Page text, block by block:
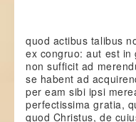
quod actibus talibus
ex congruo: aut est
non sufficit ad
se habent ad
per eam sibi ipsi
perfectissima gratia,
quod Christus, de